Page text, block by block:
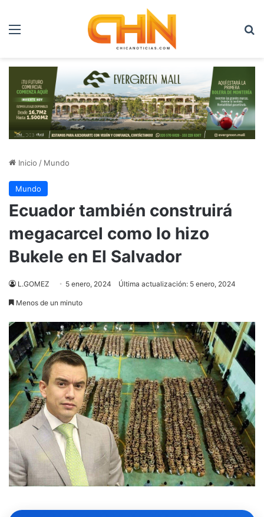
Menú
Inicio / Mundo
Mundo
Ecuador también construirá
megacarcel como lo hizo
Bukele en El Salvador
L.GOMEZ 5 enero, 2024 Última actualización: 5 enero, 2024
Menos de un minuto